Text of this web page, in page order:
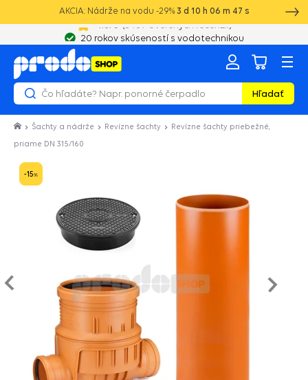
AKCIA: Nádrže na vodu -29% 3 d 10 h 06 m 46 s
20 rokov skúseností s vodotechnikou
Hľadať
Šachty a nádrže Revízne šachty Revízne šachty priebežné,
priame DN 315/160
-15%